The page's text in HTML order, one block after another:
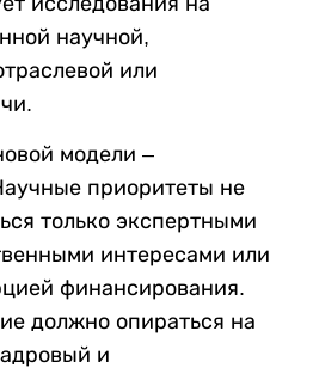
научной,
или
модели –
приоритеты не
только экспертными
интересами или
финансирования.
должно опираться на
и